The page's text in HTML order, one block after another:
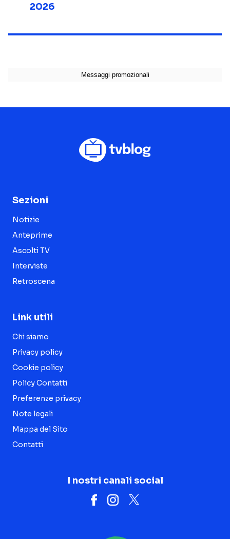
2026
Sezioni
Notizie
Anteprime
Ascolti TV
Interviste
Retroscena
Link utili
Chi siamo
Privacy policy
Cookie policy
Policy Contatti
Preferenze privacy
Note legali
Mappa del Sito
Contatti
I nostri canali social